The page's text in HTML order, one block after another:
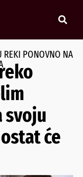
REKI PONOVNO NA
svoju
će